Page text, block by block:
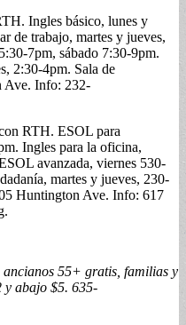
Ingles básico, lunes y
de trabajo, martes y jueves,
7pm, sábado 7:30-9pm.
2:30-4pm. Sala de
Ave. Info: 232-
RTH. ESOL para
Ingles para la oficina,
avanzada, viernes 530-
martes y jueves, 230-
Huntington Ave. Info: 617
.
ancianos 55+ gratis, familias y
y abajo $5. 635-